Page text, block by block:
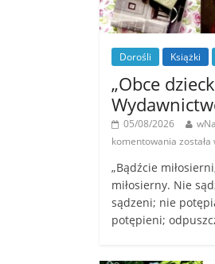
Dorośli Książki
„Obce
05/08/2026
komentowania została
„Bądźcie
miłosierny. Nie
sądzeni; nie
potępieni;